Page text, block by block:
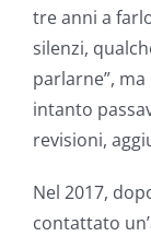
tre anni a
silenzi,
parlarne”,
intanto
revisioni,
Nel 2017,
contattato